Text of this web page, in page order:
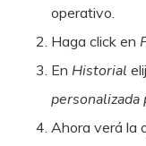
operativo.
Haga click en
En Historial
Ahora verá la